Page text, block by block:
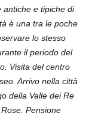
antiche e tipiche di
è una tra le poche
lo stesso
il periodo del
Visita del centro
Arrivo nella città
della Valle dei Re
Pensione